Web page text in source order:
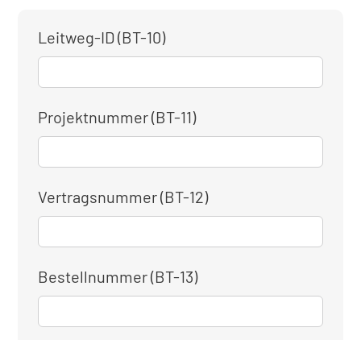
Leitweg-ID (BT-10)
Projektnummer (BT-11)
Vertragsnummer (BT-12)
Bestellnummer (BT-13)